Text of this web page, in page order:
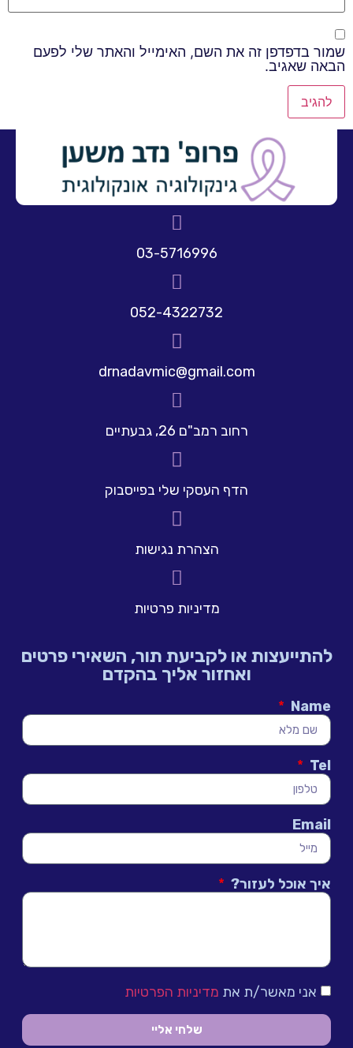
שמור בדפדפן זה את השם, האימייל והאתר שלי לפעם
הבאה שאגיב.
03-5716996
052-4322732
drnadavmic@gmail.com
רחוב רמב"ם 26, גבעתיים
הדף העסקי שלי בפייסבוק
הצהרת נגישות
מדיניות פרטיות
להתייעצות או לקביעת תור, השאירי פרטים
ואחזור אליך בהקדם
Name
Tel
Email
איך אוכל לעזור?
אני מאשר/ת את מדיניות הפרטיות
שלחי אליי